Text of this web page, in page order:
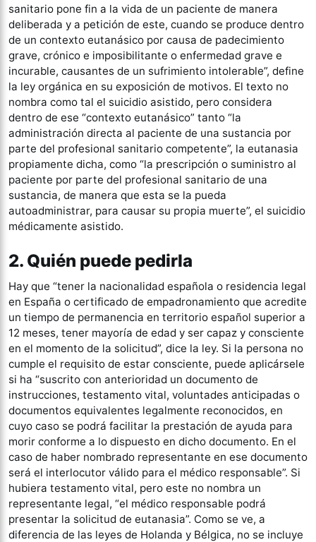
sanitario pone fin a la vida de un paciente de manera
deliberada y a petición de este, cuando se produce dentro
de un contexto eutanásico por causa de padecimiento
grave, crónico e imposibilitante o enfermedad grave e
incurable, causantes de un sufrimiento intolerable”, define
la ley orgánica en su exposición de motivos. El texto no
nombra como tal el suicidio asistido, pero considera
dentro de ese “contexto eutanásico” tanto “la
administración directa al paciente de una sustancia por
parte del profesional sanitario competente”, la eutanasia
propiamente dicha, como “la prescripción o suministro al
paciente por parte del profesional sanitario de una
sustancia, de manera que esta se la pueda
autoadministrar, para causar su propia muerte”, el suicidio
médicamente asistido.
2. Quién puede pedirla
Hay que “tener la nacionalidad española o residencia legal
en España o certificado de empadronamiento que acredite
un tiempo de permanencia en territorio español superior a
12 meses, tener mayoría de edad y ser capaz y consciente
en el momento de la solicitud”, dice la ley. Si la persona no
cumple el requisito de estar consciente, puede aplicársele
si ha “suscrito con anterioridad un documento de
instrucciones, testamento vital, voluntades anticipadas o
documentos equivalentes legalmente reconocidos, en
cuyo caso se podrá facilitar la prestación de ayuda para
morir conforme a lo dispuesto en dicho documento. En el
caso de haber nombrado representante en ese documento
será el interlocutor válido para el médico responsable”. Si
hubiera testamento vital, pero este no nombra un
representante legal, “el médico responsable podrá
presentar la solicitud de eutanasia”. Como se ve, a
diferencia de las leyes de Holanda y Bélgica, no se incluye